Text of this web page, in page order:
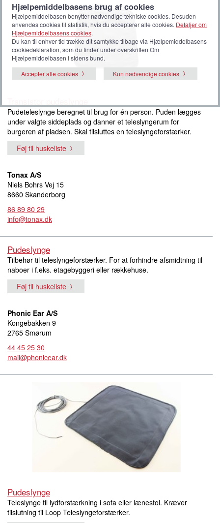
Pudeteleslynge beregnet til brug for én person. Puden lægges
under valgte siddeplads og danner et teleslyngerum for
burgeren af pladsen. Skal tilsluttes en teleslyngeforstærker.
Føj til huskeliste
Tonax A/S
Niels Bohrs Vej 15
8660 Skanderborg
86 89 80 29
info@tonax.dk
Pudeslynge
Tilbehør til teleslyngeforstærker. For at forhindre afsmidtning til
naboer i f.eks. etagebyggeri eller rækkehuse.
Føj til huskeliste
Phonic Ear A/S
Kongebakken 9
2765 Smørum
44 45 25 30
mail@phonicear.dk
Pudeslynge
Teleslynge til lydforstærkning i sofa eller lænestol. Kræver
tilslutning til Loop Teleslyngeforstærker.
Hjælpemiddelbasens brug af cookies
Hjælpemiddelbasen benytter nødvendige tekniske cookies. Desuden
anvendes cookies til statistik, hvis du accepterer alle cookies. Detaljer om
Hjælpemiddelbasens cookies.
Du kan til enhver tid trække dit samtykke tilbage via Hjælpemiddelbasens
cookiedeklaration, som du finder under overskriften Om
Hjælpemiddelbasen i sidens bund.
Accepter alle cookies
Kun nødvendige cookies